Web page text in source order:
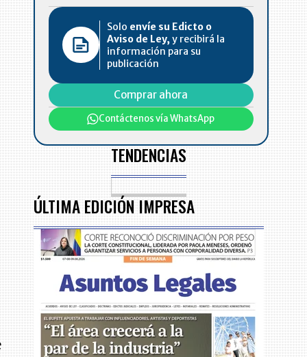
Solo envíe su Edicto o
Aviso de Ley, y recibirá la
información para su
publicación
Comprar ahora
Contáctenos vía WhatsApp
TENDENCIAS
ÚLTIMA EDICIÓN IMPRESA